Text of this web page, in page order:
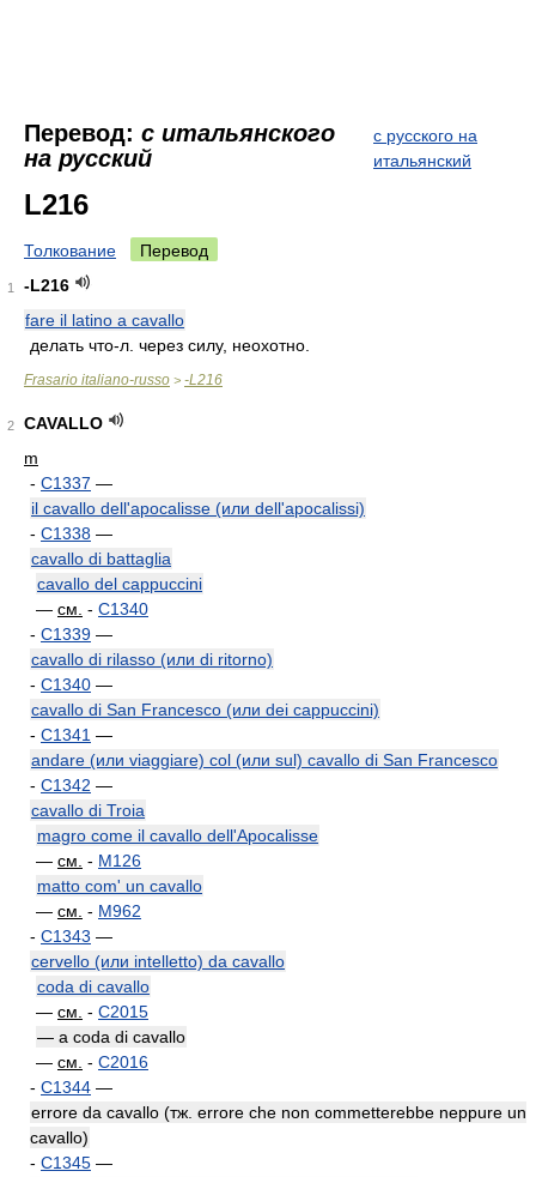
Перевод: с итальянского
на русский
с русского на
итальянский
L216
Толкование Перевод
1
-L216
fare il latino a cavallo
делать что-л. через силу, неохотно.
Frasario italiano-russo > -L216
2
CAVALLO
m
- C1337 —
il cavallo dell'apocalisse (или dell'apocalissi)
- C1338 —
cavallo di battaglia
cavallo del cappuccini
— см. - C1340
- C1339 —
cavallo di rilasso (или di ritorno)
- C1340 —
cavallo di San Francesco (или dei cappuccini)
- C1341 —
andare (или viaggiare) col (или sul) cavallo di San Francesco
- C1342 —
cavallo di Troia
magro come il cavallo dell'Apocalisse
— см. - M126
matto com' un cavallo
— см. - M962
- C1343 —
cervello (или intelletto) da cavallo
coda di cavallo
— см. - C2015
— a coda di cavallo
— см. - C2016
- C1344 —
errore da cavallo (тж. errore che non commetterebbe neppure un
cavallo)
- C1345 —